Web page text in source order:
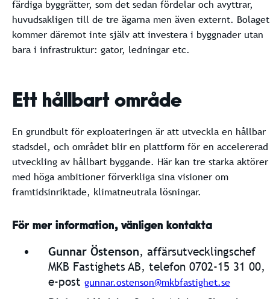
färdiga byggrätter, som det sedan fördelar och avyttrar,
huvudsakligen till de tre ägarna men även externt. Bolaget
kommer däremot inte själv att investera i byggnader utan
bara i infrastruktur: gator, ledningar etc.
Ett hållbart område
En grundbult för exploateringen är att utveckla en hållbar
stadsdel, och området blir en plattform för en accelererad
utveckling av hållbart byggande. Här kan tre starka aktörer
med höga ambitioner förverkliga sina visioner om
framtidsinriktade, klimatneutrala lösningar.
För mer information, vänligen kontakta
Gunnar Östenson, affärsutvecklingschef
MKB Fastighets AB, telefon 0702-15 31 00,
e-post gunnar.ostenson@mkbfastighet.se